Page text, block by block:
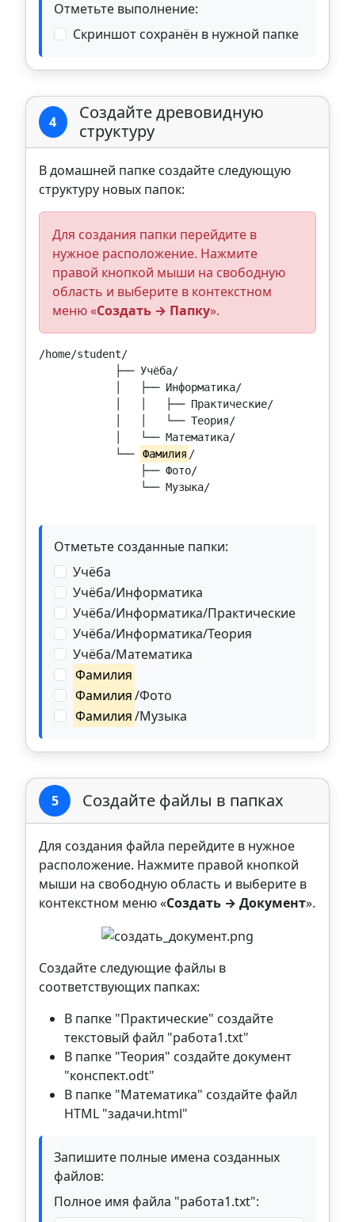
Отметьте выполнение:
Скриншот сохранён в нужной папке
4
Создайте древовидную
структуру
В домашней папке создайте следующую
структуру новых папок:
Для создания папки перейдите в
нужное расположение. Нажмите
правой кнопкой мыши на свободную
область и выберите в контекстном
меню «Создать → Папку».
/home/student/
            ├── Учёба/
            │   ├── Информатика/
            │   │   ├── Практические/
            │   │   └── Теория/
            │   └── Математика/
            └──
Фамилия /
                ├── Фото/
                └── Музыка/
Отметьте созданные папки:
Учёба
Учёба/Информатика
Учёба/Информатика/Практические
Учёба/Информатика/Теория
Учёба/Математика
Фамилия
Фамилия/Фото
Фамилия/Музыка
5 Создайте файлы в папках
Для создания файла перейдите в нужное
расположение. Нажмите правой кнопкой
мыши на свободную область и выберите в
контекстном меню «Создать → Документ».
Создайте следующие файлы в
соответствующих папках:
В папке "Практические" создайте
текстовый файл "работа1.txt"
В папке "Теория" создайте документ
"конспект.odt"
В папке "Математика" создайте файл
HTML "задачи.html"
Запишите полные имена созданных
файлов:
Полное имя файла "работа1.txt":